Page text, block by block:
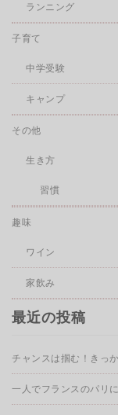
ランニング
子育て
中学受験
キャンプ
その他
生き方
習慣
趣味
ワイン
家飲み
最近の投稿
チャンスは掴む！きっ
一人でフランスのパリ